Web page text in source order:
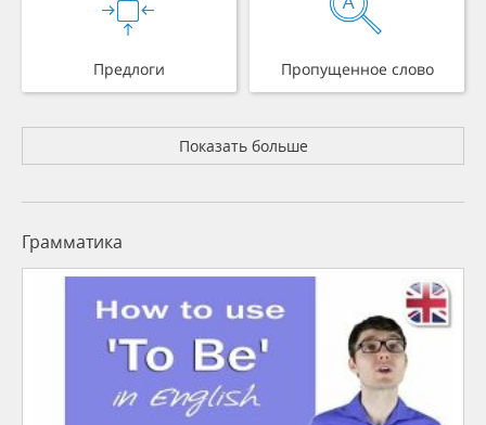
Предлоги Пропущенное слово
Показать больше
Грамматика